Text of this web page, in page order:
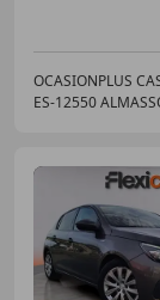
OCASIONPLUS
ES-12550